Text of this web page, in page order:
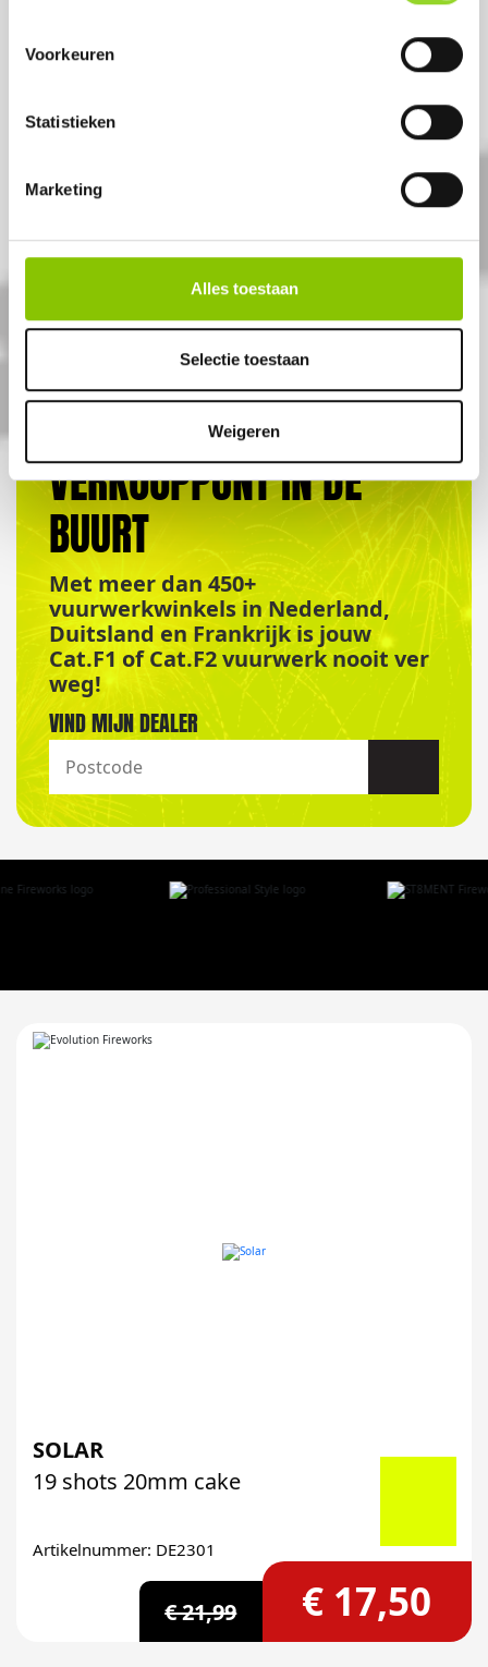
Voorkeuren
Statistieken
Marketing
Alles toestaan
Selectie toestaan
Weigeren
16 shots 20mm cake
Artikelnummer: DE2300
ALTIJD EEN
VERKOOPPUNT IN DE
BUURT
Met meer dan 450+
vuurwerkwinkels in Nederland,
Duitsland en Frankrijk is jouw
Cat.F1 of Cat.F2 vuurwerk nooit ver
weg!
VIND MIJN DEALER
SOLAR
19 shots 20mm cake
Artikelnummer: DE2301
€ 21,99 € 17,50